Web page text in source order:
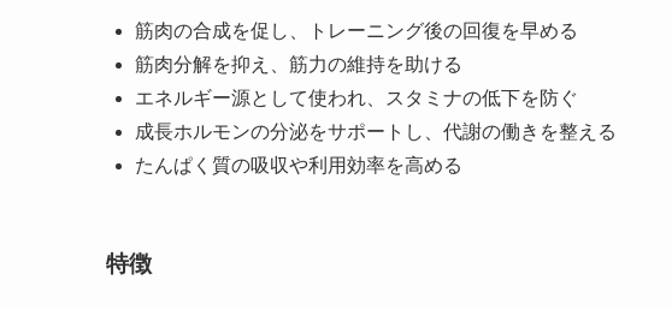
筋肉の合成を促し、トレーニング後の回復を早める
筋肉分解を抑え、筋力の維持を助ける
エネルギー源として使われ、スタミナの低下を防ぐ
成長ホルモンの分泌をサポートし、代謝の働きを整える
たんぱく質の吸収や利用効率を高める
特徴